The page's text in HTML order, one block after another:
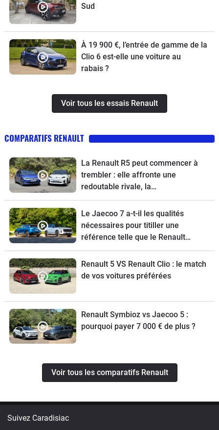
Sud
À 19 900 €, l’entrée de gamme de la
Clio 6 est-elle une voiture au
rabais ?
Voir tous les essais Renault
COMPARATIFS RENAULT
La Renault R5 peut commencer à
trembler : elle affronte une
redoutable rivale, la
Volkswagen ID.Polo
Le Jaecoo 7 a-t-il les qualités
nécessaires pour titiller une
référence telle que le Renault
Austral ?
Renault 5 VS Renault Clio : le match
de vos voitures préférées
Renault Symbioz vs Jaecoo 5 :
pourquoi payer 7 000 € de plus ?
Voir tous les comparatifs Renault
Suivez Caradisiac